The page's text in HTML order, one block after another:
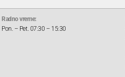
Radno vreme:
Pon. – Pet. 07:30 – 15:30